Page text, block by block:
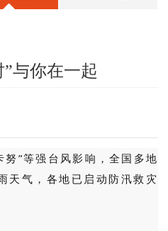
”与你在一起
努”等强台风影响，全国多地
天气，各地已启动防汛救灾